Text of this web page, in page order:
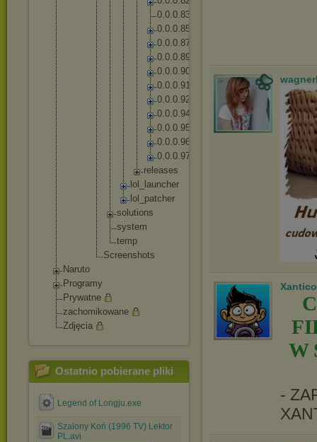
0.0.0.83
0.0.0.85
0.0.0.87
0.0.0.89
0.0.0.90
0.0.0.91
0.0.0.92
0.0.0.94
0.0.0.95
0.0.0.96
0.0.0.97
re eases
lo
launcher
lo
patc her
solutions
system
temp
Screenshots
Naruto
Programy
Prywatne
zachomikowane
Zdjęcia
Ostatnio pobierane pliki
Legend of Longju.exe
Szalony Koń (1996 TV) Lektor
PL.avi
Xantico
W
-